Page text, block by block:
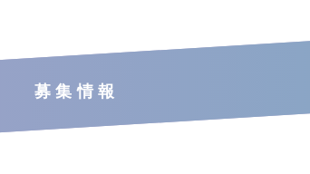
募集情報